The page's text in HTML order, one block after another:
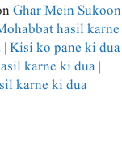
Ghar Mein Sukoon
hasil karne
Kisi ko pane ki dua
karne ki dua |
karne ki dua